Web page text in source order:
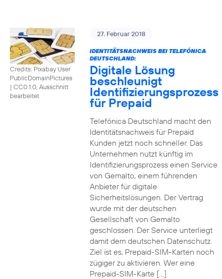
Credits: Pixabay User
PublicDomainPictures
| CC0 1.0, Ausschnitt
bearbeitet
27. Februar 2018
IDENTITÄTSNACHWEIS BEI TELEFÓNICA
DEUTSCHLAND:
Digitale Lösung
beschleunigt
Identifizierungsprozess
für Prepaid
Telefónica Deutschland macht den
Identitätsnachweis für Prepaid
Kunden jetzt noch schneller. Das
Unternehmen nutzt künftig im
Identifizierungsprozess einen Service
von Gemalto, einem führenden
Anbieter für digitale
Sicherheitslösungen. Der Vertrag
wurde mit der deutschen
Gesellschaft von Gemalto
geschlossen. Der Service unterliegt
damit dem deutschen Datenschutz.
Ziel ist es, Prepaid-SIM-Karten noch
zügiger zu aktivieren. Wer eine
Prepaid-SIM-Karte […]